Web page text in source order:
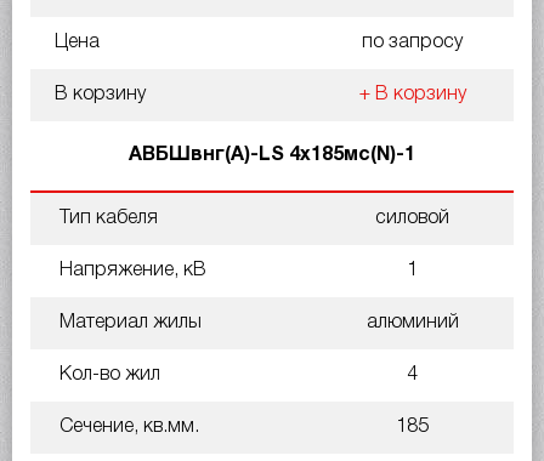
Цена по запросу
В корзину + В корзину
АВБШвнг(A)-LS 4х185мс(N)-1
Тип кабеля силовой
Напряжение, кВ 1
Материал жилы алюминий
Кол-во жил 4
Сечение, кв.мм. 185